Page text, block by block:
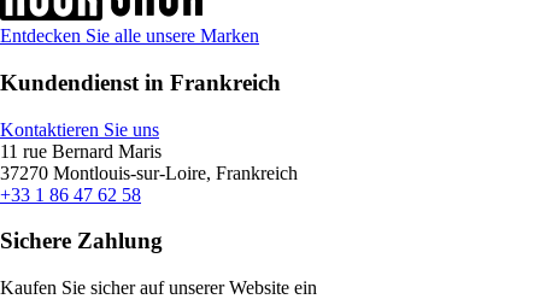
Entdecken Sie alle unsere Marken
Kundendienst in Frankreich
Kontaktieren Sie uns
11 rue Bernard Maris
37270 Montlouis-sur-Loire, Frankreich
+33 1 86 47 62 58
Sichere Zahlung
Kaufen Sie sicher auf unserer Website ein